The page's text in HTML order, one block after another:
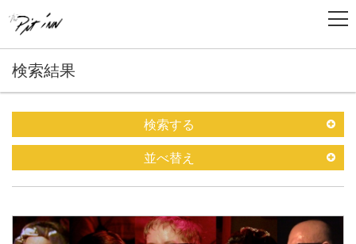
検索結果
検索する
並べ替え